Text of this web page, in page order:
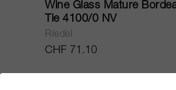
Wine Glass Mature
Tie 4100/0 NV
Riedel
CHF 71.10